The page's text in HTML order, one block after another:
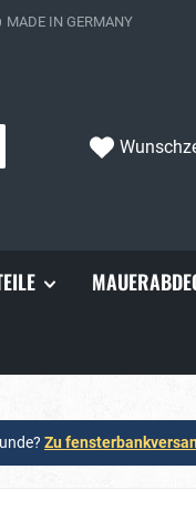
MADE IN GERMANY
Zu